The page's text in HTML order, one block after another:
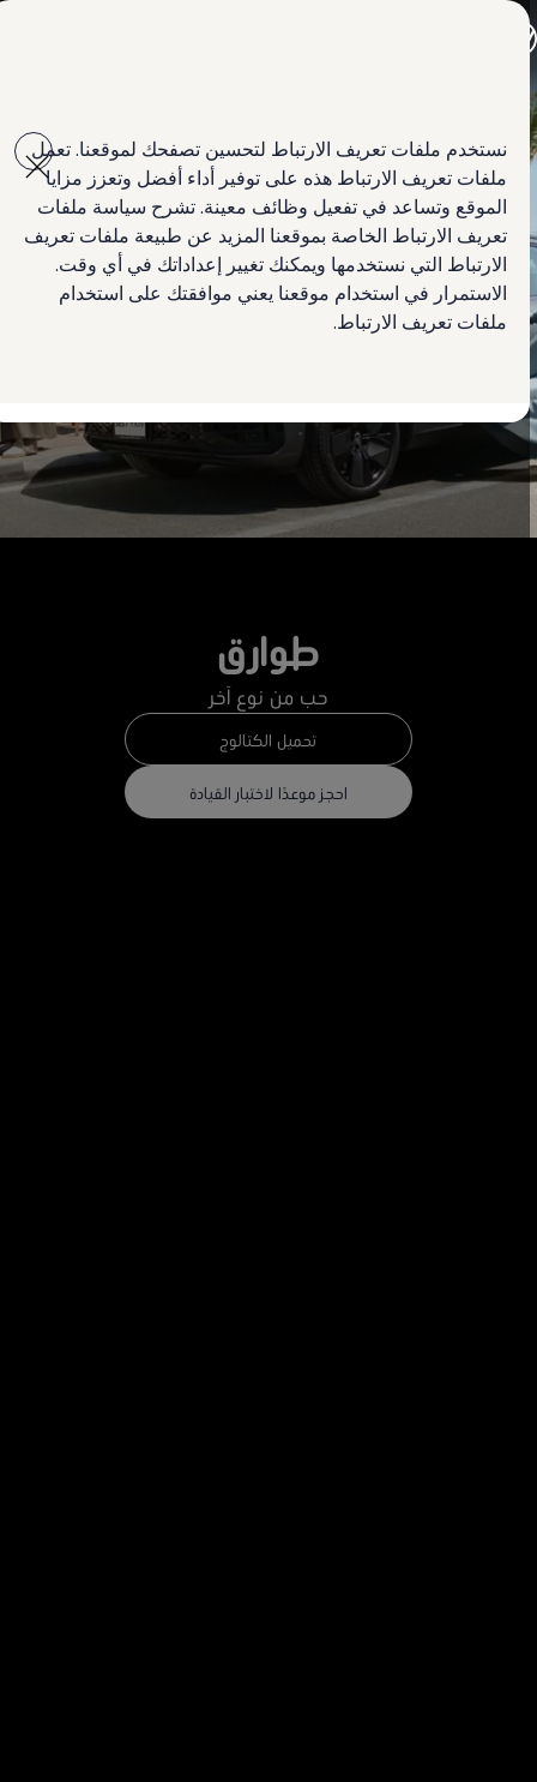
نستخدم ملفات تعريف الارتباط لتحسين تصفحك لموقعنا. تعمل
ملفات تعريف الارتباط هذه على توفير أداء أفضل وتعزز مزايا
الموقع وتساعد في تفعيل وظائف معينة. تشرح سياسة ملفات
تعريف الارتباط الخاصة بموقعنا المزيد عن طبيعة ملفات تعريف
الارتباط التي نستخدمها ويمكنك تغيير إعداداتك في أي وقت.
الاستمرار في استخدام موقعنا يعني موافقتك على استخدام
ملفات تعريف الارتباط.
main
content
footer
تي روك
تيغوان
تيرامونت
طوارق
أماروك الجديدة
كادي كارغو
كرافتر
العروض
السيارات المستعملة
لمالكي وأصحاب السيارة
طوارق
حب من نوع آخر
تحميل الكتالوج
احجز موعدًا لاختبار القيادة